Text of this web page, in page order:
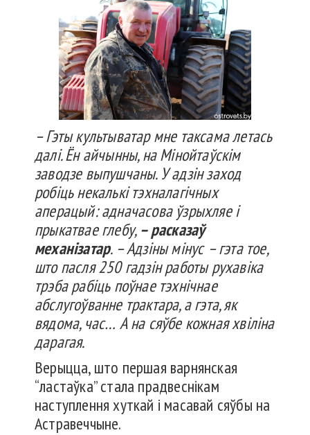
– Гэты культыватар мне таксама летась
далі. Ён айчынны, на Мінойтаўскім
заводзе выпушчаны. У адзін заход
робіць некалькі тэхналагічных
аперацый: адначасова ўзрыхляе і
прыкатвае глебу,– расказаў
механізатар. – Адзіны мінус – гэта тое,
што пасля 250 гадзін работы рухавіка
трэба рабіць поўнае тэхнічнае
абслугоўванне трактара, а гэта, як
вядома, час… А на сяўбе кожная хвіліна
дарагая.
Верыцца, што першая варнянская
“ластаўка” стала прадвеснікам
наступлення хуткай і масавай сяўбы на
Астравеччыне.